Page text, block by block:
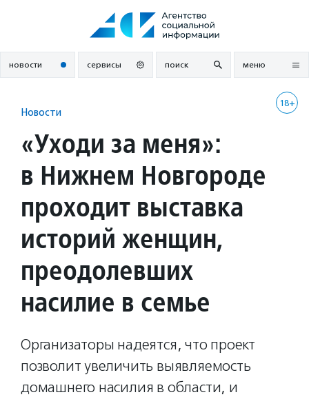
новости сервисы поиск меню
18+
Новости
«Уходи за меня»:
в Нижнем Новгороде
проходит выставка
историй женщин,
преодолевших
насилие в семье
Организаторы надеятся, что проект
позволит увеличить выявляемость
домашнего насилия в области, и